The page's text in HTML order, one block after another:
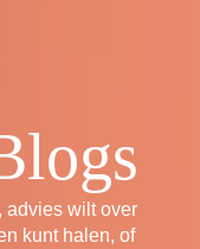
advies wilt over
kunt halen, of